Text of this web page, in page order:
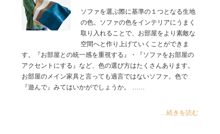
ソファを選ぶ際に基準の１つとなる生地
の色。ソファの色をインテリアにうまく
取り入れることで、お部屋をより素敵な
空間へと作り上げていくことができま
す。『お部屋との統一感を重視する』・『ソファをお部屋の
アクセントにする』など、色の選び方はたくさんあります。
お部屋のメイン家具と言っても過言ではないソファ。色で
『遊んで』みてはいかがでしょうか。 ……
...続きを読む